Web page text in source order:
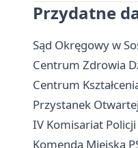
Przydatne
Sąd Okręgowy w
Centrum Zdrowia
Centrum
Przystanek
IV Komisariat
Komenda Miejska